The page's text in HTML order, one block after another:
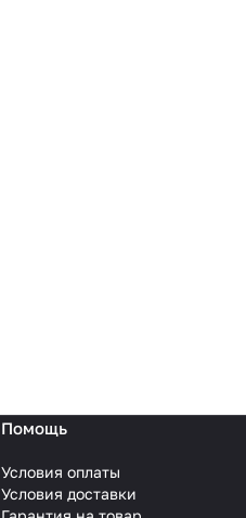
Помощь
Условия оплаты
Условия доставки